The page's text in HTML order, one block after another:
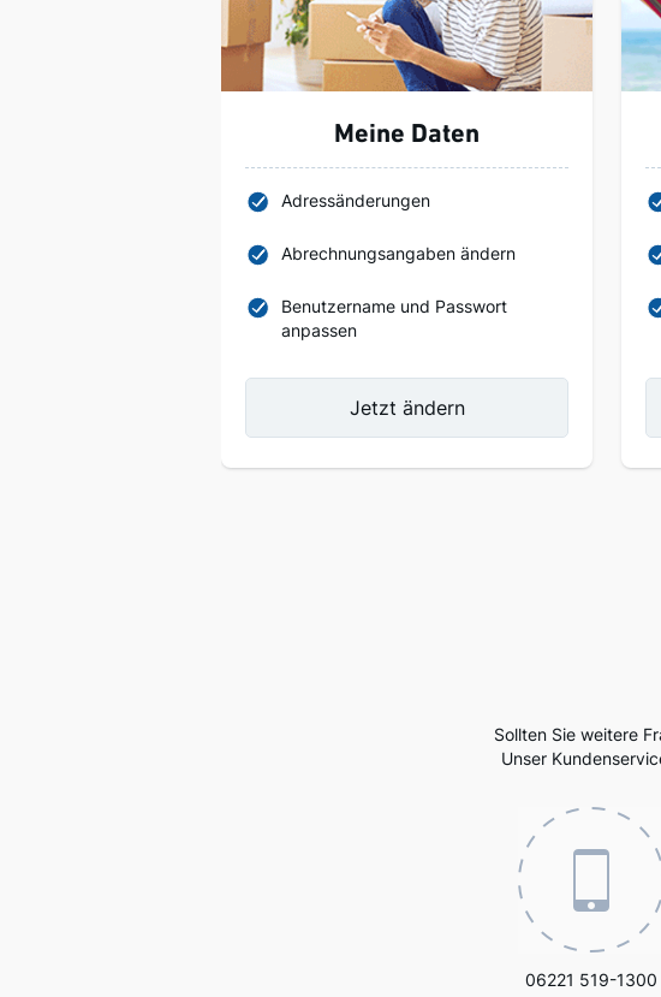
Meine Daten
Adressänderungen
Abrechnungsangaben ändern
Benutzername und Passwort
anpassen
Jetzt ändern
Sollten Sie weitere
Unser
06221 519-1300